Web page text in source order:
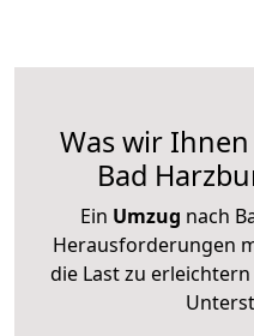
Was wir
Bad
Ein Umzug nach
Herausforderungen
die Last zu